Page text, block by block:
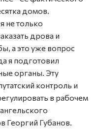
домов.
не только
дрова и
а это уже вопрос
я подготовил
органы. Эту
контроль и
в рабочем
Георгий Губанов.